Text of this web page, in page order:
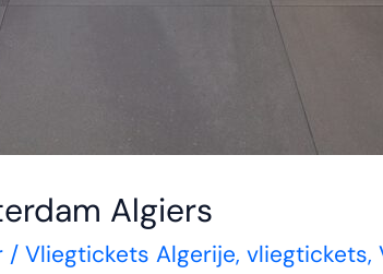
Algiers
/Vliegtickets Algerije,vliegtickets,